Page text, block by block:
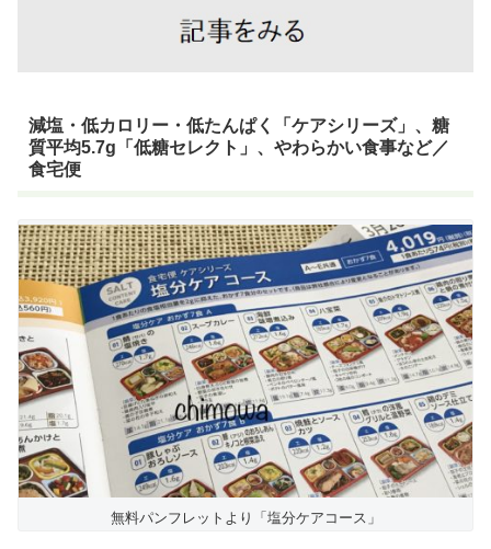
減塩・低カロリー・低たんぱく「ケアシリーズ」、糖
質平均5.7g「低糖セレクト」、やわらかい食事など／
食宅便
無料パンフレットより「塩分ケアコース」